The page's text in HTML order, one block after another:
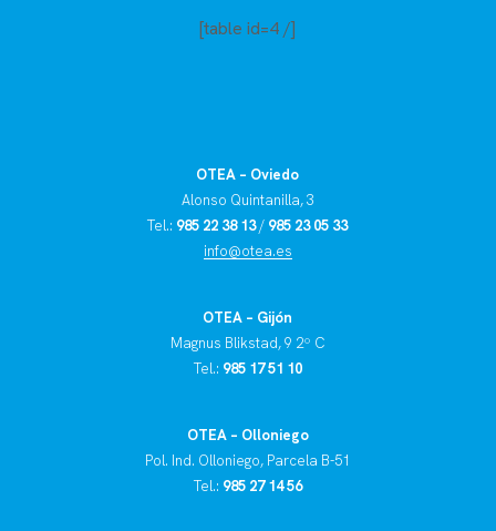
[table id=4 /]
OTEA – Oviedo
Alonso Quintanilla, 3
Tel.: 985 22 38 13/ 985 23 05 33
info@otea.es
OTEA – Gijón
Magnus Blikstad, 9 2º C
Tel.: 985 17 51 10
OTEA – Olloniego
Pol. Ind. Olloniego, Parcela B-51
Tel.: 985 27 14 56